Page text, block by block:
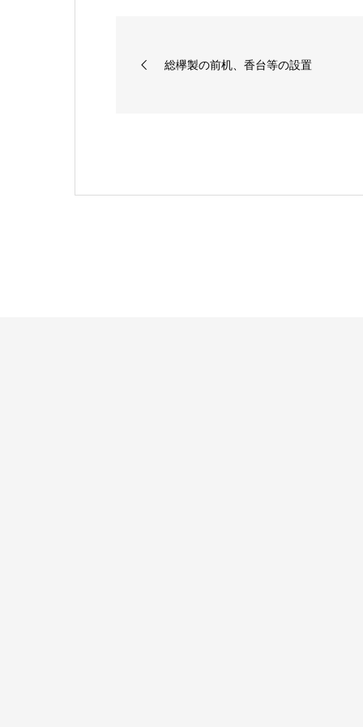
総欅製の前机、香台等の設置